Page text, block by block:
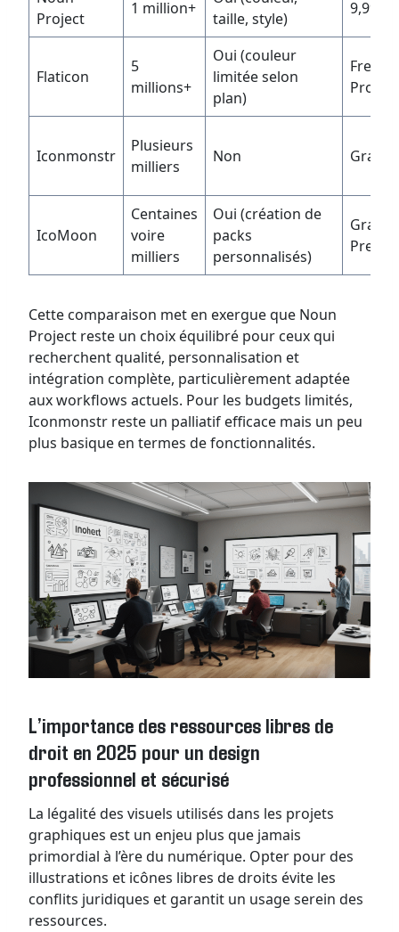
Project
1 million+
taille, style)
9,99 €
Flaticon
5
millions+
Oui (couleur
limitée selon
plan)
Free /
Pro
Iconmonstr
Plusieurs
milliers
Non Gratuit
IcoMoon
Centaines
voire
milliers
Oui (création de
packs
personnalisés)
Cette comparaison met en exergue que Noun
Project reste un choix équilibré pour ceux qui
recherchent qualité, personnalisation et
intégration complète, particulièrement adaptée
aux workflows actuels. Pour les budgets limités,
Iconmonstr reste un palliatif efficace mais un peu
plus basique en termes de fonctionnalités.
L’importance des ressources libres de
droit en 2025 pour un design
professionnel et sécurisé
La légalité des visuels utilisés dans les projets
graphiques est un enjeu plus que jamais
primordial à l’ère du numérique. Opter pour des
illustrations et icônes libres de droits évite les
conflits juridiques et garantit un usage serein des
ressources.